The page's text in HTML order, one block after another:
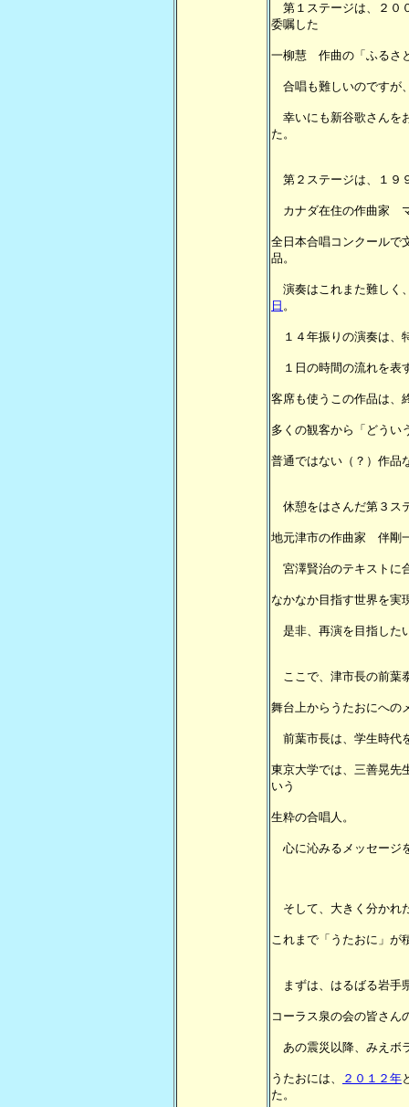
第１ステージは、２０
委嘱した
一柳慧 作曲の「ふるさ
合唱も難しいのですが
幸いにも新谷歌さんを
た。
第２ステージは、１９
カナダ在住の作曲家
全日本合唱コンクールで
品。
演奏はこれまた難しく
日 。
１４年振りの演奏は、
１日の時間の流れを表
客席も使うこの作品は、
多くの観客から「どうい
普通ではない（？）作品
休憩をはさんだ第３ス
地元津市の作曲家 伴剛
宮澤賢治のテキストに
なかなか目指す世界を実
是非、再演を目指した
ここで、津市長の前葉
舞台上からうたおにへの
前葉市長は、学生時代
東京大学では、三善晃先
いう
生粋の合唱人。
心に沁みるメッセージ
そして、大きく分かれ
これまで「うたおに」が
まずは、はるばる岩手
コーラス泉の会の皆さん
あの震災以降、みえボ
うたおには、 ２０１２年
た。